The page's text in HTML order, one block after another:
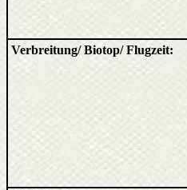
Verbreitung/ Biotop/ Flugzeit: